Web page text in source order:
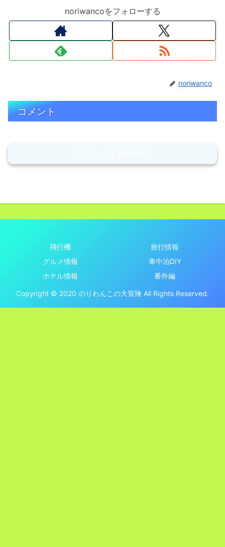
noriwancoをフォローする
noriwanco
コメント
飛行機
旅行情報
グルメ情報
車中泊DIY
ホテル情報
番外編
Copyright © 2020 のりわんこの大冒険 All Rights Reserved.